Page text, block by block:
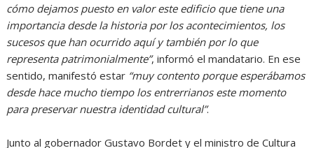
cómo dejamos puesto en valor este edificio que tiene una
importancia desde la historia por los acontecimientos, los
sucesos que han ocurrido aquí y también por lo que
representa patrimonialmente”, informó el mandatario. En ese
sentido, manifestó estar “muy contento porque esperábamos
desde hace mucho tiempo los entrerrianos este momento
para preservar nuestra identidad cultural”.
Junto al gobernador Gustavo Bordet y el ministro de Cultura